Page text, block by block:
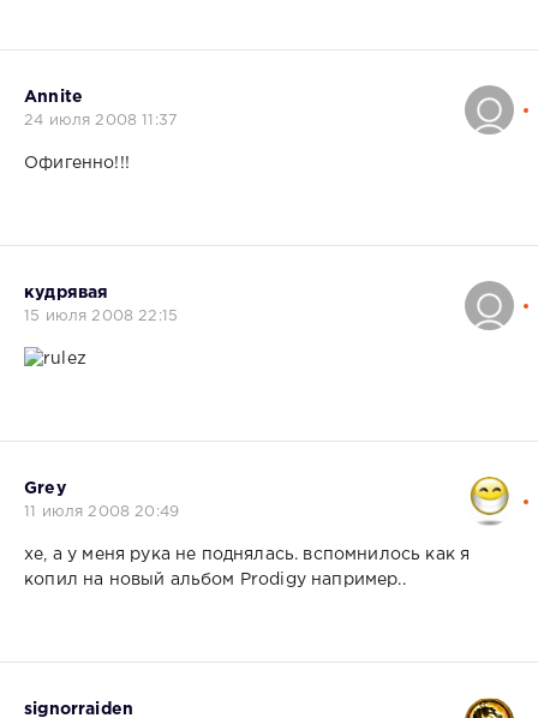
Annite
24 июля 2008 11:37
Офигенно!!!
кудрявая
15 июля 2008 22:15
Grey
11 июля 2008 20:49
хе, а у меня рука не поднялась. вспомнилось как я
копил на новый альбом Prodigy например..
signorraiden